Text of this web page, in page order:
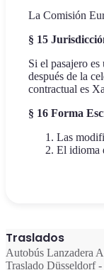
La Comisión
§ 15
Si el pasajero
después de la
contractual es
§ 16 Forma
Las
El idioma
Traslados
Autobús Lanzadera
Traslado Düsseldorf